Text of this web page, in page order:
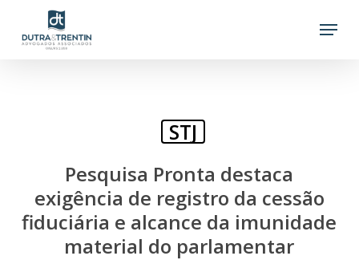
Menu
STJ
Pesquisa Pronta destaca
exigência de registro da cessão
fiduciária e alcance da imunidade
material do parlamentar